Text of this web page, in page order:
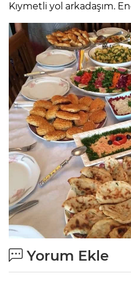
Kıymetli yol arkadaşım.
Yorum Ekle